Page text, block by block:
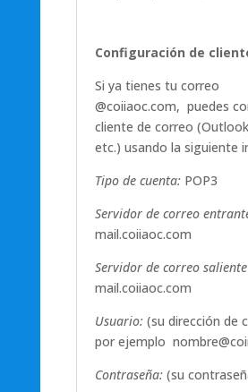
Configuración de
Si ya tienes tu correo
@coiiaoc.com, puedes
cliente de correo
etc.) usando la siguiente
Tipo de cuenta: POP3
Servidor de correo
mail.coiiaoc.com
Servidor de correo saliente
mail.coiiaoc.com
Usuario: (su dirección de
por ejemplo
Contraseña: (su